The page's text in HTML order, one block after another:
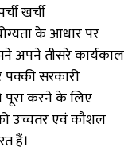
खर्ची
के आधार पर
अपने तीसरे कार्यकाल
सरकारी
पूरा करने के लिए
उच्चतर एवं कौशल
हैं।